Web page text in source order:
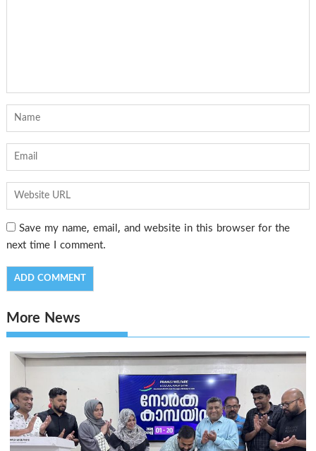
Save my name, email, and website in this browser for the
next time I comment.
More News